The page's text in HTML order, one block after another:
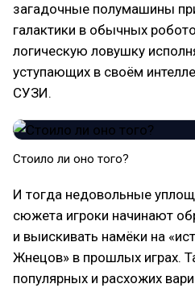
загадочные полумашины
галактики в обычных
логическую ловушку
уступающих в своём
СУЗИ.
Стоило ли оно того?
И тогда недовольные
сюжета игроки начинают
и выискивать намёки на
Жнецов» в прошлых играх.
популярных и расхожих